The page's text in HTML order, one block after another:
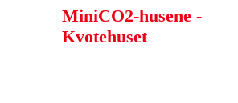
MiniCO2-husene -
Kvotehuset